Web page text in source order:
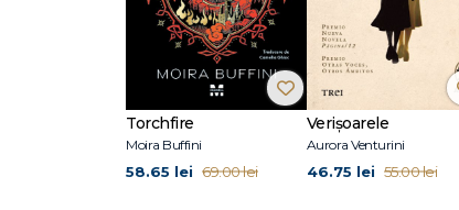
Torchfire
Moira Buffini
58.65 lei 69.00 lei
Verișoarele
Aurora Venturini
46.75 lei 55.00 lei